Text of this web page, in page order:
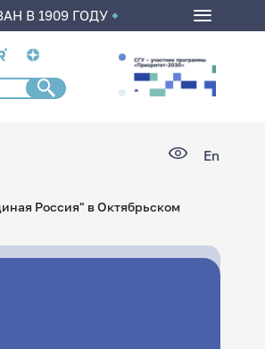
В 1909 ГОДУ
En
Россия" в Октябрьском